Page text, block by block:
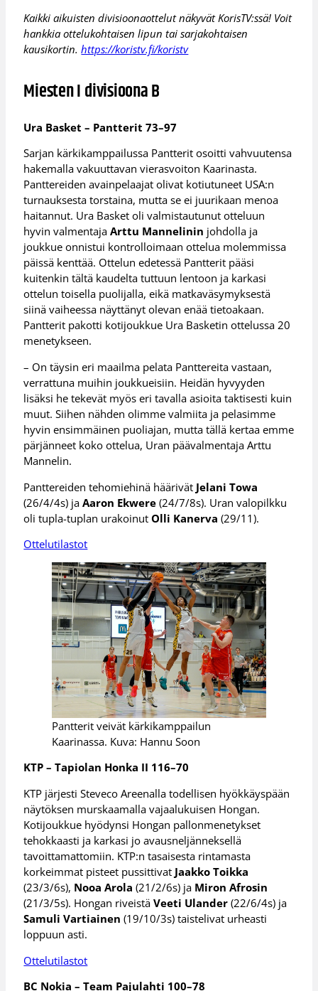
Kaikki aikuisten divisioonaottelut näkyvät KorisTV:ssä! Voit
hankkia ottelukohtaisen lipun tai sarjakohtaisen
kausikortin.https://koristv.fi/koristv
Miesten I divisioona B
Ura Basket – Pantterit 73–97
Sarjan kärkikamppailussa Pantterit osoitti vahvuutensa
hakemalla vakuuttavan vierasvoiton Kaarinasta.
Panttereiden avainpelaajat olivat kotiutuneet USA:n
turnauksesta torstaina, mutta se ei juurikaan menoa
haitannut. Ura Basket oli valmistautunut otteluun
hyvin valmentajaArttu Mannelinin johdolla ja
joukkue onnistui kontrolloimaan ottelua molemmissa
päissä kenttää. Ottelun edetessä Pantterit pääsi
kuitenkin tältä kaudelta tuttuun lentoon ja karkasi
ottelun toisella puolijalla, eikä matkaväsymyksestä
siinä vaiheessa näyttänyt olevan enää tietoakaan.
Pantterit pakotti kotijoukkue Ura Basketin ottelussa 20
menetykseen.
– On täysin eri maailma pelata Panttereita vastaan,
verrattuna muihin joukkueisiin. Heidän hyvyyden
lisäksi he tekevät myös eri tavalla asioita taktisesti kuin
muut. Siihen nähden olimme valmiita ja pelasimme
hyvin ensimmäinen puoliajan, mutta tällä kertaa emme
pärjänneet koko ottelua, Uran päävalmentaja Arttu
Mannelin.
Panttereiden tehomiehinä häärivät Jelani Towa
(26/4/4s) jaAaron Ekwere (24/7/8s). Uran valopilkku
oli tupla-tuplan urakoinutOlli Kanerva (29/11).
Ottelutilastot
Pantterit veivät kärkikamppailun
Kaarinassa. Kuva: Hannu Soon
KTP – Tapiolan Honka II 116–70
KTP järjesti Steveco Areenalla todellisen hyökkäyspään
näytöksen murskaamalla vajaalukuisen Hongan.
Kotijoukkue hyödynsi Hongan pallonmenetykset
tehokkaasti ja karkasi jo avausneljänneksellä
tavoittamattomiin. KTP:n tasaisesta rintamasta
korkeimmat pisteet pussittivat Jaakko Toikka
(23/3/6s), Nooa Arola (21/2/6s) ja Miron Afrosin
(21/3/5s). Hongan riveistäVeeti Ulander (22/6/4s) ja
Samuli Vartiainen (19/10/3s) taistelivat urheasti
loppuun asti.
Ottelutilastot
BC Nokia – Team Pajulahti 100–78